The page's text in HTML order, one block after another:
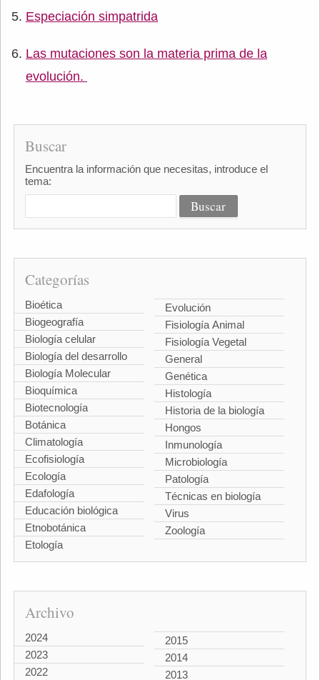
Especiación simpatrida
Las mutaciones son la materia prima de la
evolución.
Buscar
Encuentra la información que necesitas, introduce el
tema:
Categorías
Bioética
Biogeografía
Biología celular
Biología del desarrollo
Biología Molecular
Bioquímica
Biotecnología
Botánica
Climatología
Ecofisiología
Ecología
Edafología
Educación biológica
Etnobotánica
Etología
Evolución
Fisiología Animal
Fisiología Vegetal
General
Genética
Histología
Historia de la biología
Hongos
Inmunología
Microbiología
Patología
Técnicas en biología
Virus
Zoología
Archivo
2024
2023
2022
2015
2014
2013